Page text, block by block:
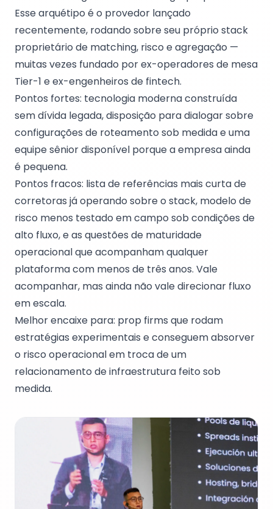
Esse arquétipo é o provedor lançado
recentemente, rodando sobre seu próprio stack
proprietário de matching, risco e agregação —
muitas vezes fundado por ex-operadores de mesa
Tier-1 e ex-engenheiros de fintech.
Pontos fortes: tecnologia moderna construída
sem dívida legada, disposição para dialogar sobre
configurações de roteamento sob medida e uma
equipe sênior disponível porque a empresa ainda
é pequena.
Pontos fracos: lista de referências mais curta de
corretoras já operando sobre o stack, modelo de
risco menos testado em campo sob condições de
alto fluxo, e as questões de maturidade
operacional que acompanham qualquer
plataforma com menos de três anos. Vale
acompanhar, mas ainda não vale direcionar fluxo
em escala.
Melhor encaixe para: prop firms que rodam
estratégias experimentais e conseguem absorver
o risco operacional em troca de um
relacionamento de infraestrutura feito sob
medida.